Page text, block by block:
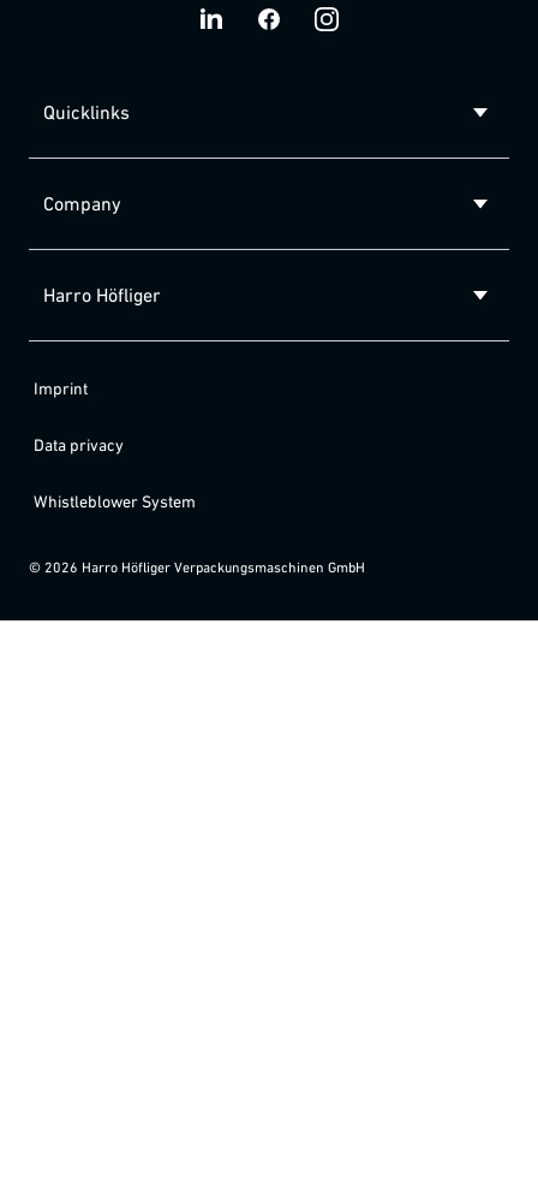
Quicklinks
Company
Harro Höfliger
Imprint
Data privacy
Whistleblower System
© 2026 Harro Höfliger Verpackungsmaschinen GmbH